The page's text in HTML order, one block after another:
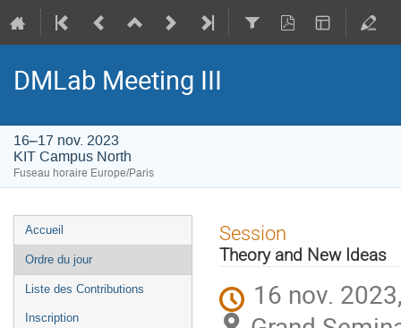
DMLab Meeting III
16–17 nov. 2023
KIT Campus North
Fuseau horaire Europe/Paris
Menu
de
l'événement
Accueil
Ordre du jour
Liste des Contributions
Inscription
Session
Theory and New Ideas
16 nov.